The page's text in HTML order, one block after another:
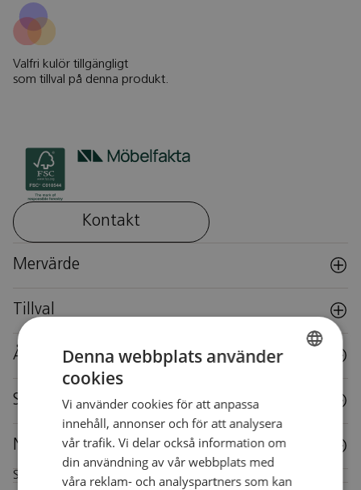
Valfri kulör tillgängligt
som tillval på denna produkt.
Kontakt
Mervärde
Tillval
Återbruk
Specifikationer
Nedladdningar
Skötselråd för denna möbel
Denna webbplats använder
cookies
Vi använder cookies för att anpassa
innehåll, annonser och för att analysera
vår trafik. Vi delar också information om
din användning av vår webbplats med
våra reklam- och analyspartners som kan